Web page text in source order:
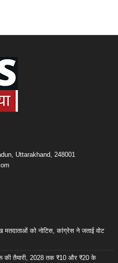
Uttarakhand, 248001
को नोटिस, कांग्रेस ने जताई वोट
की तैयारी, 2028 तक ₹10 और ₹20 के